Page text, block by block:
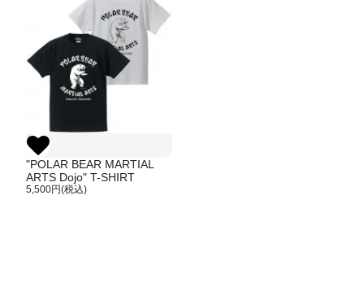
"POLAR BEAR MARTIAL
ARTS Dojo" T-SHIRT
5,500円(税込)